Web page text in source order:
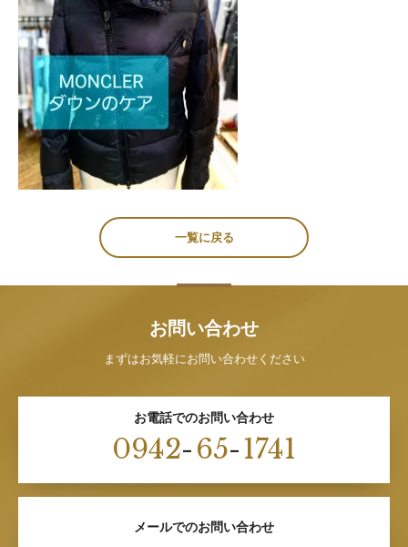
一覧に戻る
お問い合わせ
まずはお気軽にお問い合わせください
お電話でのお問い合わせ
0942-65-1741
メールでのお問い合わせ